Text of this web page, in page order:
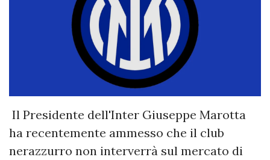
Il Presidente dell'Inter Giuseppe Marotta
ha recentemente ammesso che il club
nerazzurro non interverrà sul mercato di